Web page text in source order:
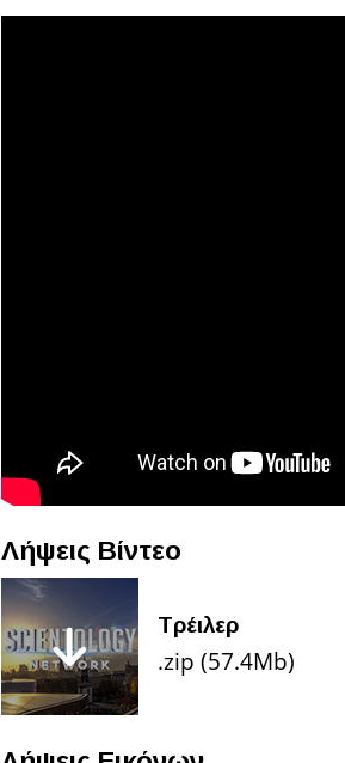
Λήψεις Βίντεο
Τρέιλερ
.zip (57.4Mb)